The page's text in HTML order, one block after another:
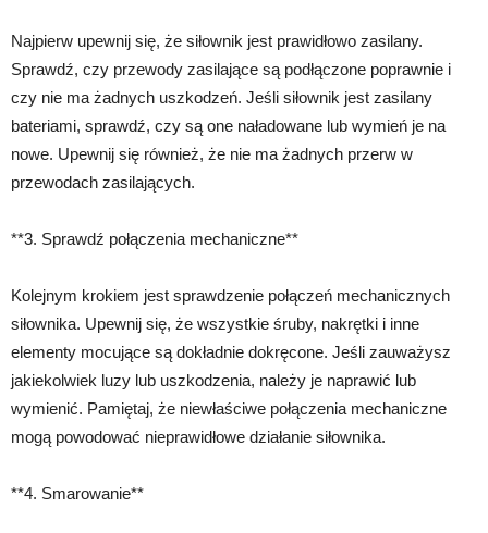
Najpierw upewnij się, że siłownik jest prawidłowo zasilany.
Sprawdź, czy przewody zasilające są podłączone poprawnie i
czy nie ma żadnych uszkodzeń. Jeśli siłownik jest zasilany
bateriami, sprawdź, czy są one naładowane lub wymień je na
nowe. Upewnij się również, że nie ma żadnych przerw w
przewodach zasilających.
**3. Sprawdź połączenia mechaniczne**
Kolejnym krokiem jest sprawdzenie połączeń mechanicznych
siłownika. Upewnij się, że wszystkie śruby, nakrętki i inne
elementy mocujące są dokładnie dokręcone. Jeśli zauważysz
jakiekolwiek luzy lub uszkodzenia, należy je naprawić lub
wymienić. Pamiętaj, że niewłaściwe połączenia mechaniczne
mogą powodować nieprawidłowe działanie siłownika.
**4. Smarowanie**